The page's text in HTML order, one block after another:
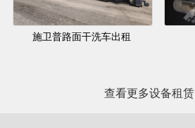
施卫普路面干洗车出租
查看更多设备租赁